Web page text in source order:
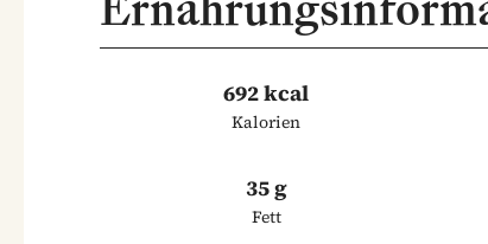
692 kcal
Kalorien
35 g
Fett